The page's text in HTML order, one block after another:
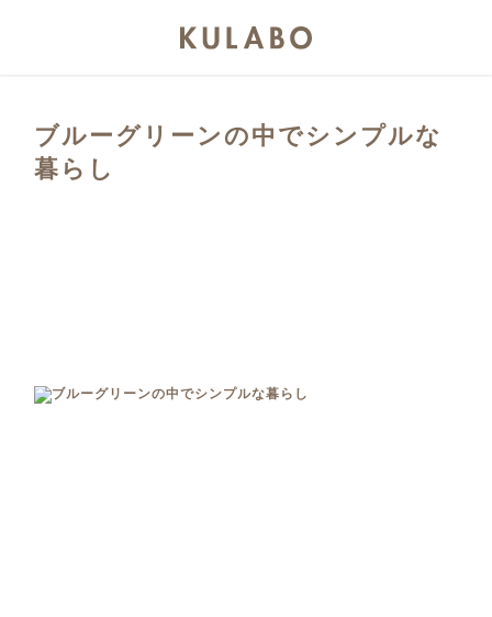
ブルーグリーンの中でシンプルな
暮らし